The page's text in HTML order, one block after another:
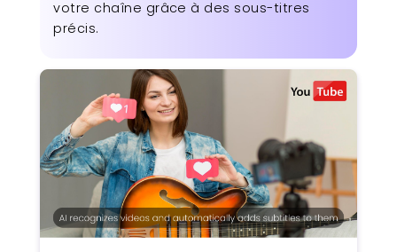
votre chaîne grâce à des sous-titres
précis.